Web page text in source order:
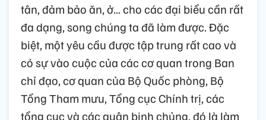
tân, đảm bảo ăn, ở... cho các đại biểu cần rất
đa dạng, song chúng ta đã làm được. Đặc
biệt, một yêu cầu được tập trung rất cao và
có sự vào cuộc của các cơ quan trong Ban
chỉ đạo, cơ quan của Bộ Quốc phòng, Bộ
Tổng Tham mưu, Tổng cục Chính trị, các
tổng cục và các quân binh chủng, đó là làm